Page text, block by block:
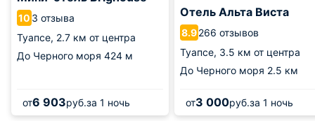
10 3 отзыва
Туапсе, 2.7 км от центра
До Черного моря 424 м
от6 903руб.за 1 ночь
Отель Альта Виста
8.9266 отзывов
Туапсе, 3.5 км от центра
До Черного моря 2.5 км
от3 000руб.за 1 ночь